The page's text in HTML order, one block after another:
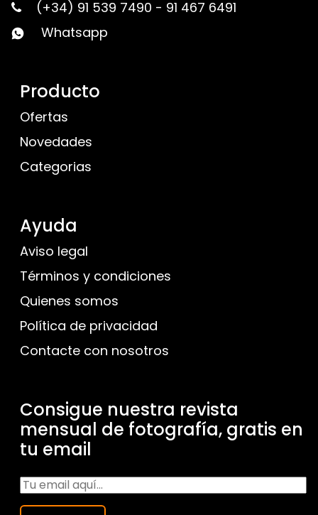
(+34) 91 539 7490 - 91 467 6491
Whatsapp
Producto
Ofertas
Novedades
Categorias
Ayuda
Aviso legal
Términos y condiciones
Quienes somos
Política de privacidad
Contacte con nosotros
Consigue nuestra revista
mensual de fotografía, gratis en
tu email